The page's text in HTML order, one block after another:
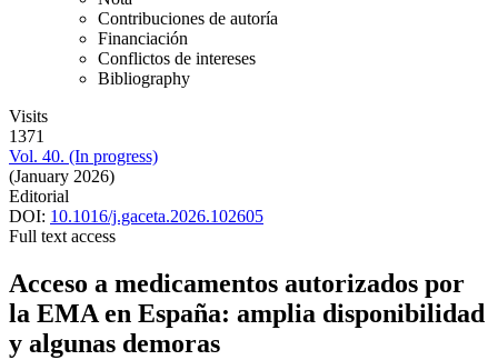
Contribuciones de autoría
Financiación
Conflictos de intereses
Bibliography
Visits
1371
Vol. 40. (In progress)
(January 2026)
Editorial
DOI: 10.1016/j.gaceta.2026.102605
Full text access
Acceso a medicamentos autorizados por
la EMA en España: amplia disponibilidad
y algunas demoras